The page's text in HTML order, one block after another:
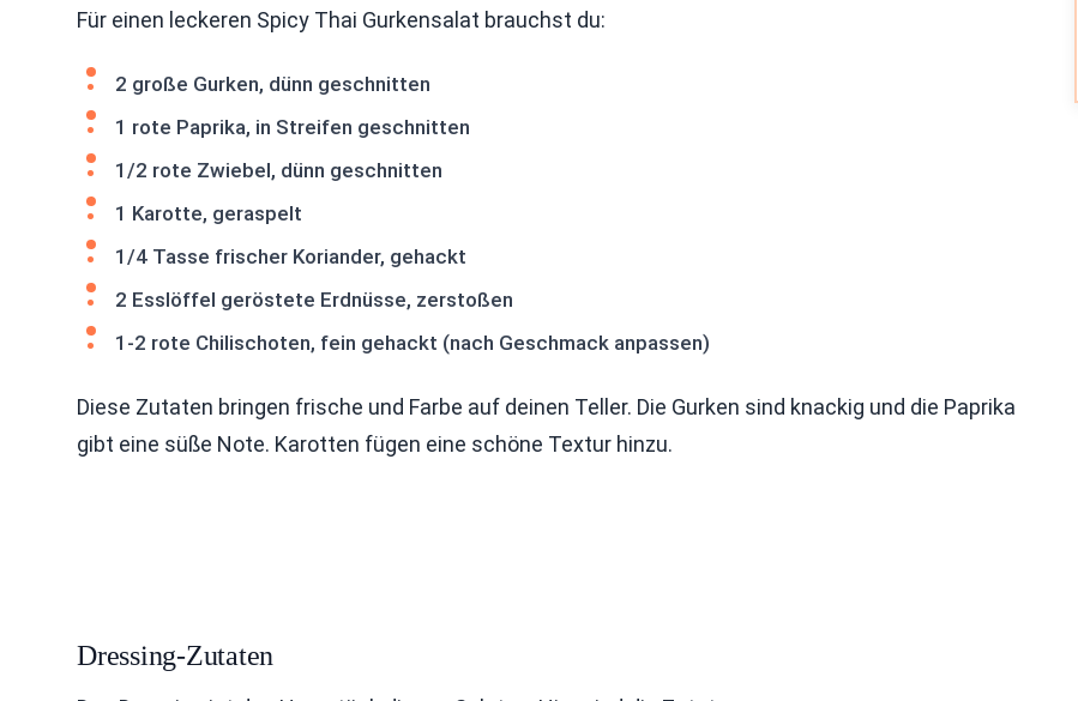
Für einen leckeren Spicy Thai Gurkensalat brauchst du:
2 große Gurken, dünn geschnitten
1 rote Paprika, in Streifen geschnitten
1/2 rote Zwiebel, dünn geschnitten
1 Karotte, geraspelt
1/4 Tasse frischer Koriander, gehackt
2 Esslöffel geröstete Erdnüsse, zerstoßen
1-2 rote Chilischoten, fein gehackt (nach Geschmack anpassen)
Diese Zutaten bringen frische und Farbe auf deinen Teller. Die Gurken sind knackig und die Paprika
gibt eine süße Note. Karotten fügen eine schöne Textur hinzu.
Dressing-Zutaten